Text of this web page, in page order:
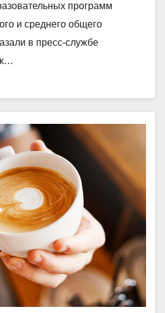
программ
и среднего общего
в пресс-службе